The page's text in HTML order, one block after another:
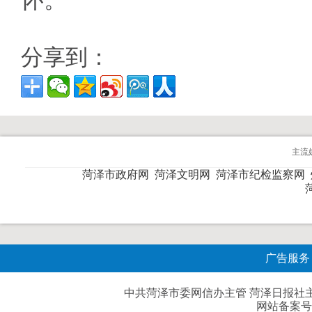
分享到：
主流
菏泽市政府网 菏泽文明网 菏泽市纪检监察网
广告服务
中共菏泽市委网信办主管 菏泽日报社
网站备案